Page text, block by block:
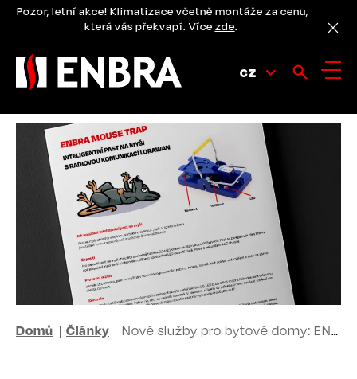
PřejítPozor, letní akce! Klimatizace včetně montáže za cenu,
která vás překvapí. Více zde.
CZ
DROBEČKOVÁ
Domů Články Nové služby pro bytové domy: ENBRA vyhlašuje otevřenou válku myším